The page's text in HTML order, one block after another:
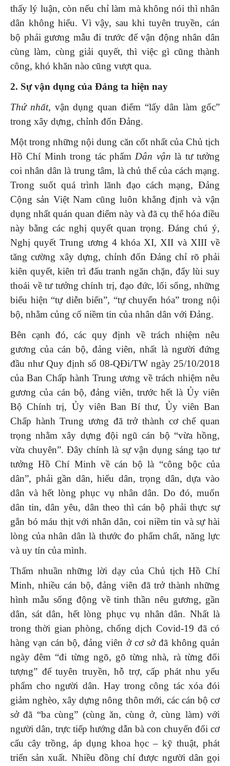
thấy lý luận, còn nếu chỉ làm mà không nói thì nhân
dân không hiểu. Vì vậy, sau khi tuyên truyền, cán
bộ phải gương mẫu đi trước để vận động nhân dân
cùng làm, cùng giải quyết, thì việc gì cũng thành
công, khó khăn nào cũng vượt qua.
2. Sự vận dụng của Đảng ta hiện nay
Thứ nhất, vận dụng quan điểm “lấy dân làm gốc”
trong xây dựng, chỉnh đốn Đảng.
Một trong những nội dung căn cốt nhất của Chủ tịch
Hồ Chí Minh trong tác phẩm Dân vận là tư tưởng
coi nhân dân là trung tâm, là chủ thể của cách mạng.
Trong suốt quá trình lãnh đạo cách mạng, Đảng
Cộng sản Việt Nam cũng luôn khẳng định và vận
dụng nhất quán quan điểm này và đã cụ thể hóa điều
này bằng các nghị quyết quan trọng. Đáng chú ý,
Nghị quyết Trung ương 4 khóa XI, XII và XIII về
tăng cường xây dựng, chỉnh đốn Đảng chỉ rõ phải
kiên quyết, kiên trì đấu tranh ngăn chặn, đẩy lùi suy
thoái về tư tưởng chính trị, đạo đức, lối sống, những
biểu hiện “tự diễn biến”, “tự chuyển hóa” trong nội
bộ, nhằm củng cố niềm tin của nhân dân với Đảng.
Bên cạnh đó, các quy định về trách nhiệm nêu
gương của cán bộ, đảng viên, nhất là người đứng
đầu như Quy định số 08-QĐi/TW ngày 25/10/2018
của Ban Chấp hành Trung ương về trách nhiệm nêu
gương của cán bộ, đảng viên, trước hết là Ủy viên
Bộ Chính trị, Ủy viên Ban Bí thư, Ủy viên Ban
Chấp hành Trung ương đã trở thành cơ chế quan
trọng nhằm xây dựng đội ngũ cán bộ “vừa hồng,
vừa chuyên”. Đây chính là sự vận dụng sáng tạo tư
tưởng Hồ Chí Minh về cán bộ là “công bộc của
dân”, phải gần dân, hiểu dân, trọng dân, dựa vào
dân và hết lòng phục vụ nhân dân. Do đó, muốn
dân tin, dân yêu, dân theo thì cán bộ phải thực sự
gắn bó máu thịt với nhân dân, coi niềm tin và sự hài
lòng của nhân dân là thước đo phẩm chất, năng lực
và uy tín của mình.
Thấm nhuần những lời dạy của Chủ tịch Hồ Chí
Minh, nhiều cán bộ, đảng viên đã trở thành những
hình mẫu sống động về tinh thần nêu gương, gần
dân, sát dân, hết lòng phục vụ nhân dân. Nhất là
trong thời gian phòng, chống dịch Covid-19 đã có
hàng vạn cán bộ, đảng viên ở cơ sở đã không quản
ngày đêm “đi từng ngõ, gõ từng nhà, rà từng đối
tượng” để tuyên truyền, hỗ trợ, cấp phát nhu yếu
phẩm cho người dân. Hay trong công tác xóa đói
giảm nghèo, xây dựng nông thôn mới, các cán bộ cơ
sở đã “ba cùng” (cùng ăn, cùng ở, cùng làm) với
người dân, trực tiếp hướng dẫn bà con chuyển đổi cơ
cấu cây trồng, áp dụng khoa học – kỹ thuật, phát
triển sản xuất. Nhiều đồng chí được người dân gọi